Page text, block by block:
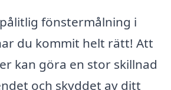
fönstermålning i
du kommit helt rätt! Att
kan göra en stor skillnad
och skyddet av ditt